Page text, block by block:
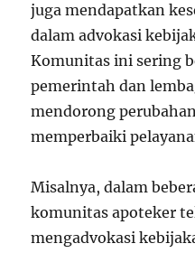
juga mendapatkan
dalam advokasi
Komunitas ini sering
pemerintah dan
mendorong
memperbaiki
Misalnya, dalam
komunitas apoteker
mengadvokasi